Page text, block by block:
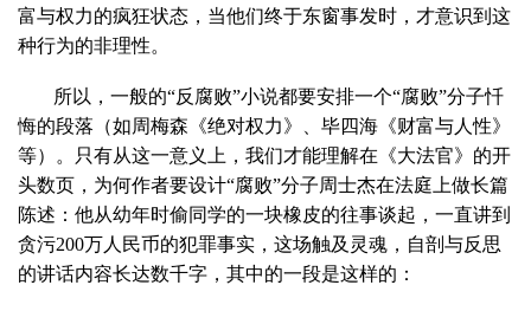
富与权力的疯狂状态，当他们终于东窗事发时，才意识到这
种行为的非理性。
所以，一般的“反腐败”小说都要安排一个“腐败”分子忏
悔的段落（如周梅森《绝对权力》、毕四海《财富与人性》
等）。只有从这一意义上，我们才能理解在《大法官》的开
头数页，为何作者要设计“腐败”分子周士杰在法庭上做长篇
陈述：他从幼年时偷同学的一块橡皮的往事谈起，一直讲到
贪污200万人民币的犯罪事实，这场触及灵魂，自剖与反思
的讲话内容长达数千字，其中的一段是这样的：